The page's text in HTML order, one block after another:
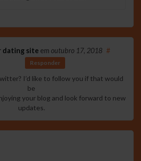
dating siteem outubro 17, 2018 #
Responder
I’d like to follow you if that would
be
your blog and look forward to new
updates.